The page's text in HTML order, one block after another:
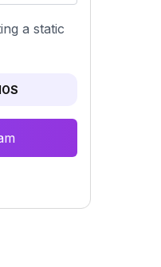
a static